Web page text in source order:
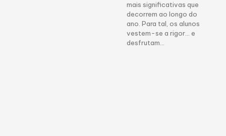
mais significativas que
decorrem ao longo do
ano. Para tal, os alunos
vestem-se a rigor… e
desfrutam…